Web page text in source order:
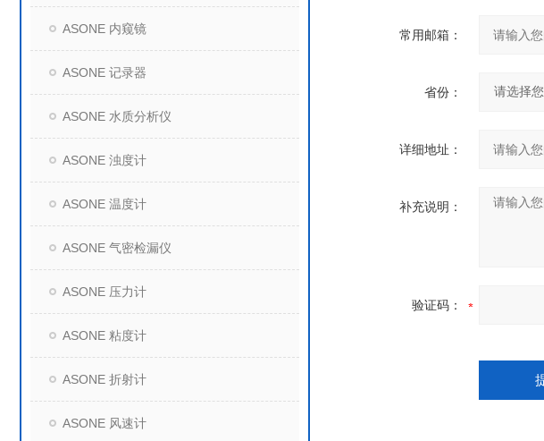
ASONE 内窥镜
ASONE 记录器
ASONE 水质分析仪
ASONE 浊度计
ASONE 温度计
ASONE 气密检漏仪
ASONE 压力计
ASONE 粘度计
ASONE 折射计
ASONE 风速计
常用邮箱：
省份：
详细地址：
补充说明：
验证码：